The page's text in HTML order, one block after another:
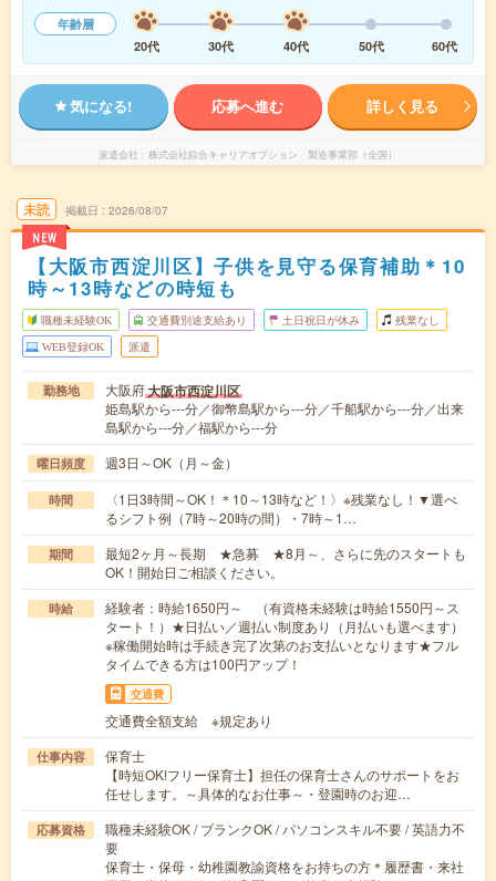
年齢層
20代
30代 40代 50代 60代
気になる! 応募へ進む 詳しく見る
派遣会社 株式会社綜合キャリアオプション 製造事業部（全国）
未読
NEW
掲載日 2026/08/07
【大阪市西淀川区】子供を見守る保育補助＊10
時～13時などの時短も
職種未経験OK 交通費別途支給あり 土日祝日が休み 残業なし
WEB登録OK 派遣
勤務地 大阪府大阪市西淀川区
姫島駅から---分／御幣島駅から---分／千船駅から---分／出来
島駅から---分／福駅から---分
曜日頻度 週3日～OK（月～金）
時間
〈1日3時間～OK！＊10～13時など！〉※残業なし！▼選べ
るシフト例（7時～20時の間）・7時～1…
期間
最短2ヶ月～長期 ★急募 ★8月～、さらに先のスタートも
OK！開始日ご相談ください。
時給
経験者：時給1650円～ （有資格未経験は時給1550円～ス
タート！）★日払い／週払い制度あり（月払いも選べます）
※稼働開始時は手続き完了次第のお支払いとなります★フル
タイムできる方は100円アップ！
交通費
交通費全額支給 ※規定あり
仕事内容
保育士
【時短OK!フリー保育士】担任の保育士さんのサポートをお
任せします。～具体的なお仕事～・登園時のお迎…
応募資格
職種未経験OK / ブランクOK / パソコンスキル不要 / 英語力不
要
保育士・保母・幼稚園教諭資格をお持ちの方＊履歴書・来社